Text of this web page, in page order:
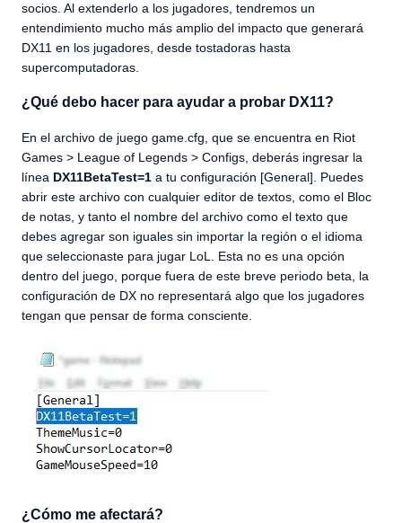
socios. Al extenderlo a los jugadores, tendremos un
entendimiento mucho más amplio del impacto que generará
DX11 en los jugadores, desde tostadoras hasta
supercomputadoras.
¿Qué debo hacer para ayudar a probar DX11?
En el archivo de juego game.cfg, que se encuentra en Riot
Games > League of Legends > Configs, deberás ingresar la
línea DX11BetaTest=1 a tu configuración [General]. Puedes
abrir este archivo con cualquier editor de textos, como el Bloc
de notas, y tanto el nombre del archivo como el texto que
debes agregar son iguales sin importar la región o el idioma
que seleccionaste para jugar LoL. Esta no es una opción
dentro del juego, porque fuera de este breve periodo beta, la
configuración de DX no representará algo que los jugadores
tengan que pensar de forma consciente.
¿Cómo me afectará?